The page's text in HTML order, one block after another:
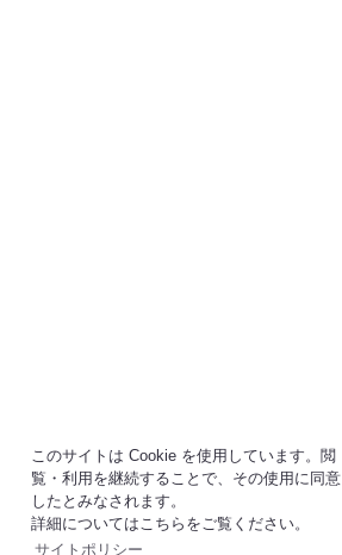
このサイトは Cookie を使用しています。閲
覧・利用を継続することで、その使用に同意
したとみなされます。
詳細についてはこちらをご覧ください。
サイトポリシー